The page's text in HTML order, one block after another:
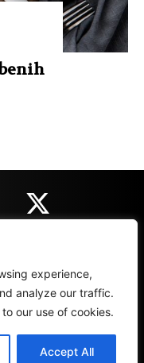
experience,
analyze our traffic.
our use of cookies.
Accept All
REZULTATI